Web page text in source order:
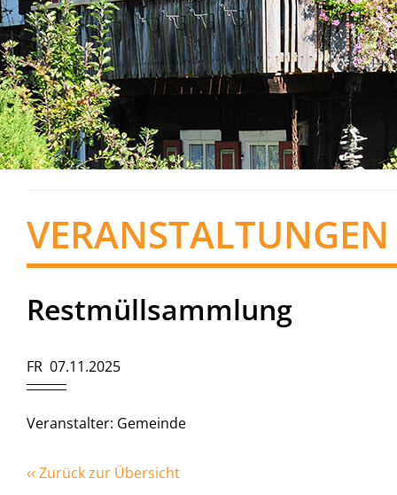
VERANSTALTUNGEN
Restmüllsammlung
FR 07.11.2025
Veranstalter: Gemeinde
‹‹ Zurück zur Übersicht